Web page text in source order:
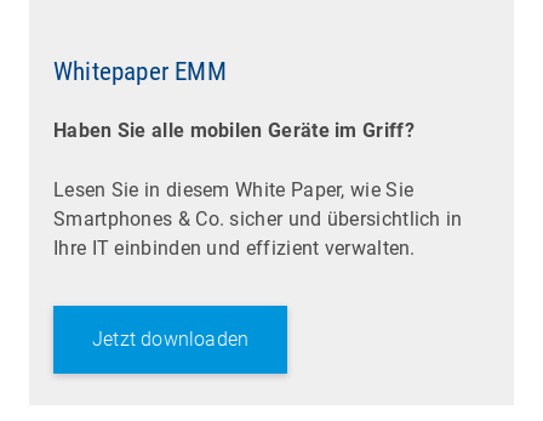
Whitepaper EMM
Haben Sie alle mobilen Geräte im Griff?
Lesen Sie in diesem White Paper, wie Sie
Smartphones & Co. sicher und übersichtlich in
Ihre IT einbinden und effizient verwalten.
Jetzt downloaden